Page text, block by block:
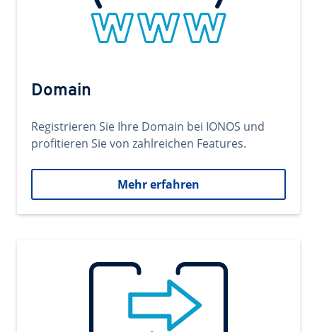
Domain
Registrieren Sie Ihre Domain bei IONOS und
profitieren Sie von zahlreichen Features.
Mehr erfahren